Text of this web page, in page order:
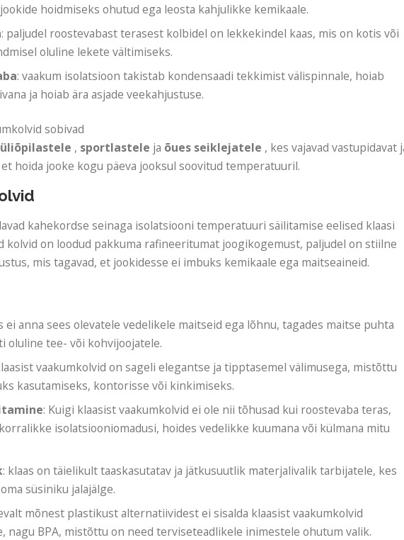
hoidmiseks ohutud ega leosta kahjulikke kemikaale.
: paljudel roostevabast terasest kolbidel on lekkekindel kaas, mis on kotis või
oluline lekete vältimiseks.
: vaakum isolatsioon takistab kondensaadi tekkimist välispinnale, hoiab
ja hoiab ära asjade veekahjustuse.
sobivad
üliõpilastele , sportlastele ja õues seiklejatele , kes vajavad vastupidavat
hoida jooke kogu päeva jooksul soovitud temperatuuril.
kahekordse seinaga isolatsiooni temperatuuri säilitamise eelised klaasi
kolvid on loodud pakkuma rafineeritumat joogikogemust, paljudel on stiilne
mis tagavad, et jookidesse ei imbuks kemikaale ega maitseaineid.
ei anna sees olevatele vedelikele maitseid ega lõhnu, tagades maitse puhta
oluline tee- või kohvijoojatele.
vaakumkolvid on sageli elegantse ja tipptasemel välimusega, mistõttu
kasutamiseks, kontorisse või kinkimiseks.
: Kuigi klaasist vaakumkolvid ei ole nii tõhusad kui roostevaba teras,
isolatsiooniomadusi, hoides vedelikke kuumana või külmana mitu
: klaas on täielikult taaskasutatav ja jätkusuutlik materjalivalik tarbijatele, kes
süsiniku jalajälge.
mõnest plastikust alternatiividest ei sisalda klaasist vaakumkolvid
nagu BPA, mistõttu on need terviseteadlikele inimestele ohutum valik.